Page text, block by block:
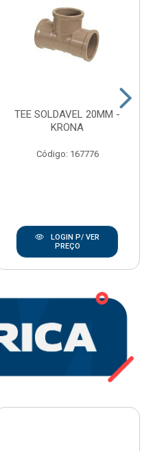
TEE SOLDAVEL 20MM -
KRONA
Código: 167776
LOGIN P/ VER
PREÇO